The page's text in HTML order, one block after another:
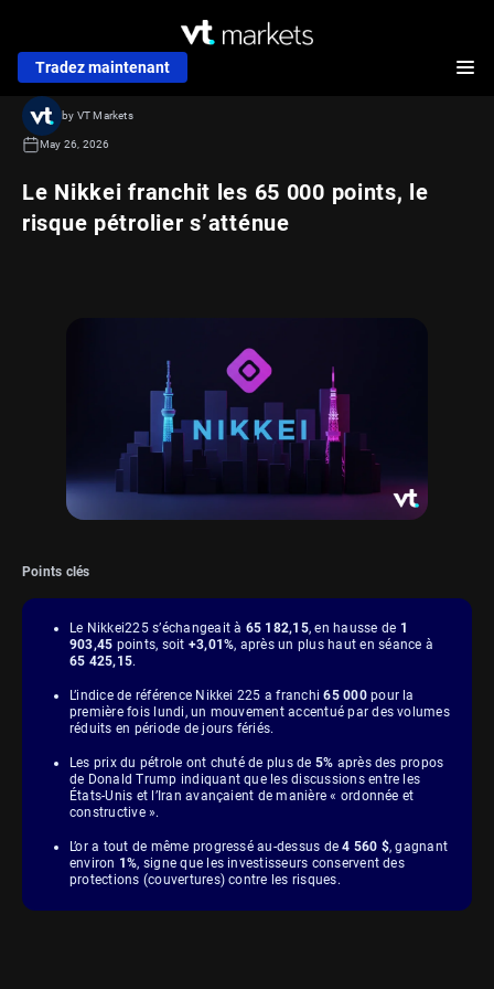
Tradez maintenant
Le Nikkei franchit les 65 000 points, le
risque pétrolier s’atténue
by VT Markets
May 26, 2026
Points clés
Le Nikkei225 s’échangeait à 65 182,15, en hausse de 1
903,45 points, soit +3,01%, après un plus haut en séance à
65 425,15.
L’indice de référence Nikkei 225 a franchi65 000pour la
première fois lundi, un mouvement accentué par des volumes
réduits en période de jours fériés.
Les prix du pétrole ont chuté de plus de 5% après des propos
de Donald Trump indiquant que les discussions entre les
États-Unis et l’Iran avançaient de manière « ordonnée et
constructive ».
L’or a tout de même progressé au-dessus de4 560 $, gagnant
environ 1%, signe que les investisseurs conservent des
protections (couvertures) contre les risques.